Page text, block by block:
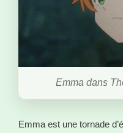
Emma dans
Emma est une tornade